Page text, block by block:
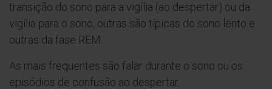
transição do sono para a vigília (ao despertar) ou da
vigília para o sono, outras são típicas do sono lento e
outras da fase REM.
As mais frequentes são falar durante o sono ou os
episódios de confusão ao despertar.